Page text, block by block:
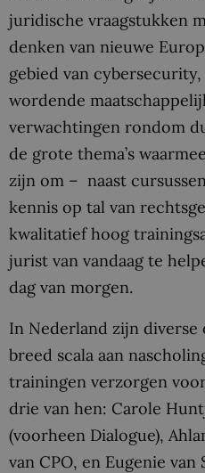
juridische vraagstukken
denken van nieuwe
gebied van
wordende
verwachtingen rondom
de grote thema’s
zijn om – naast
kennis op tal van
kwalitatief hoog
jurist van vandaag te
dag van morgen.
In Nederland zijn
breed scala aan
trainingen verzorgen
drie van hen: Carole
(voorheen Dialogue),
van CPO, en Eugenie van